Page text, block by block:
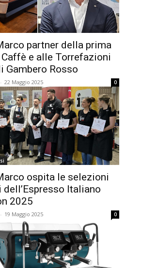
partner della prima
Caffè e alle Torrefazioni
Gambero Rosso
- 22 Maggio 2025 0
ospita le selezioni
dell’Espresso Italiano
2025
- 19 Maggio 2025 0